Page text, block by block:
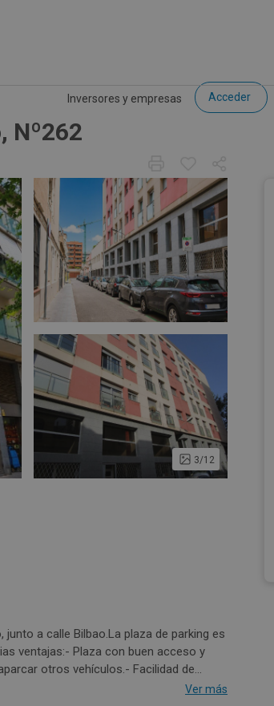
Inversores y empresas Acceder
Nº262
3/12
junto a calle Bilbao.La plaza de parking es
ventajas:- Plaza con buen acceso y
de escalera independiente conVer más